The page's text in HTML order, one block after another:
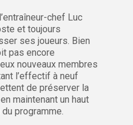
chef Luc
et toujours
ses joueurs. Bien
pas encore
nouveaux membres
l’effectif à neuf
de préserver la
maintenant un haut
programme.